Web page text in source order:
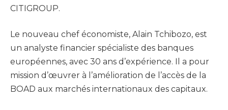
CITIGROUP.
Le nouveau chef économiste, Alain Tchibozo, est
un analyste financier spécialiste des banques
européennes, avec 30 ans d’expérience. Il a pour
mission d’œuvrer à l’amélioration de l’accès de la
BOAD aux marchés internationaux des capitaux.